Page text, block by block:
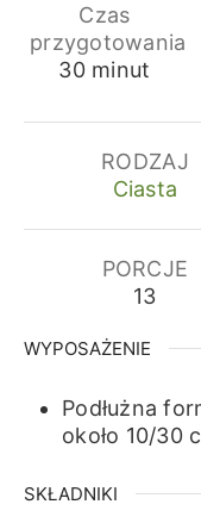
Czas
przygotowania
30minuty
minut
RODZAJ
Ciasta
PORCJE
13
WYPOSAŻENIE
Podłużna
około 10/30
SKŁADNIKI